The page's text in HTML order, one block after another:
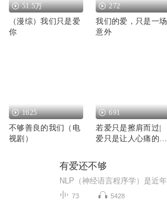
51.5万
（漫综）我们只是爱
你
272
我们的爱，只是一场
意外
1625
不够善良的我们（电
视剧）
691
若爱只是擦肩而过|
爱只是让人心痛的经
有爱还不够
73 5428